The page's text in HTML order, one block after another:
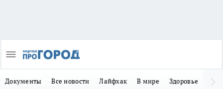
Документы Все новости Лайфхак В мире Здоровье